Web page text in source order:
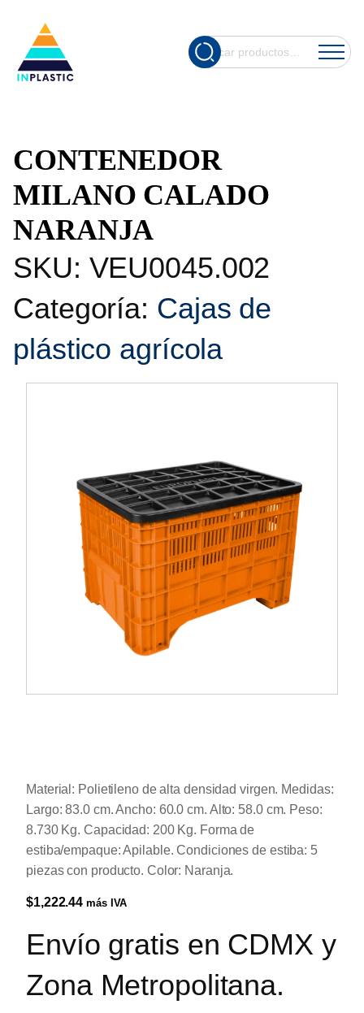
Buscar
por:
Cuando hay
CONTENEDOR
MILANO CALADO
NARANJA
SKU: VEU0045.002
Categoría: Cajas de
plástico agrícola
Material: Polietileno de alta densidad virgen. Medidas:
Largo: 83.0 cm. Ancho: 60.0 cm. Alto: 58.0 cm. Peso:
8.730 Kg. Capacidad: 200 Kg. Forma de
estiba/empaque: Apilable. Condiciones de estiba: 5
piezas con producto. Color: Naranja.
$1,222.44 más IVA
Envío gratis en CDMX y
Zona Metropolitana.